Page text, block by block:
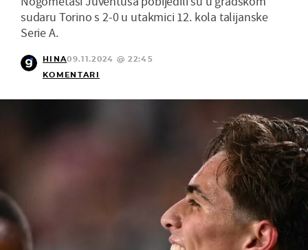
sudaru Torino s 2-0 u utakmici 12. kola talijanske
Serie A.
HINA09.11.2024 @ 22:45
KOMENTARI